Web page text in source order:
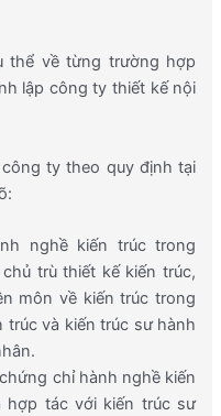
thể về từng trường hợp
lập công ty thiết kế nội
ty theo quy định tại
nghề kiến trúc trong
trù thiết kế kiến trúc,
môn về kiến trúc trong
và kiến trúc sư hành
chỉ hành nghề kiến
hợp tác với kiến trúc sư